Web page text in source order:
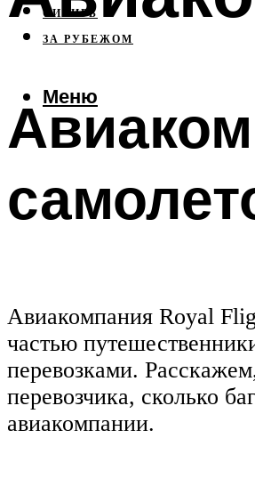
СИБИРЬ
ЗА РУБЕЖОМ
Меню
Авиакомпания Royal
частью
перевозками.
перевозчика, сколько
авиакомпании.